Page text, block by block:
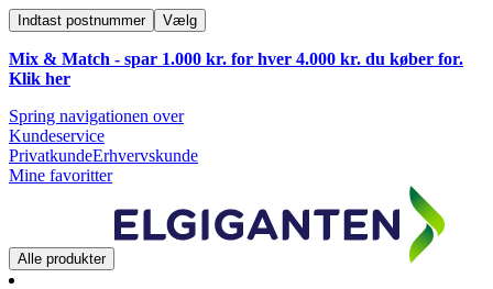
Indtast postnummer Vælg
Mix & Match - spar 1.000 kr. for hver 4.000 kr. du køber for.
Klik her
Spring navigationen over
Kundeservice
PrivatkundeErhvervskunde
Mine favoritter
Alle produkter